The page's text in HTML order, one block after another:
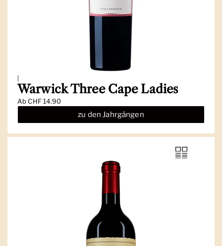
|
Warwick Three Cape Ladies
AbCHF 14.90
zu den Jahrgängen